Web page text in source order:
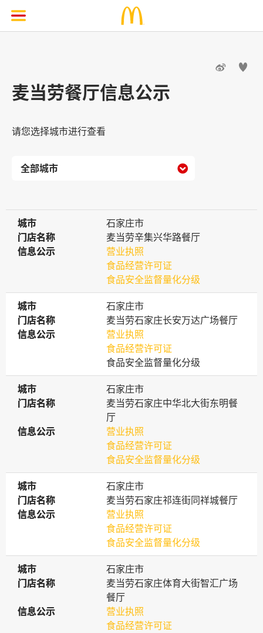
 
麦当劳餐厅信息公示
请您选择城市进行查看

城市
城市
石家庄市
门店名称
门店名称
麦当劳辛集兴华路餐厅
信息公示
信息公示
营业执照
食品经营许可证
食品安全监督量化分级
城市
城市
石家庄市
门店名称
门店名称
麦当劳石家庄长安万达广场餐厅
信息公示
信息公示
营业执照
食品经营许可证
食品安全监督量化分级
城市
城市
石家庄市
门店名称
门店名称
麦当劳石家庄中华北大街东明餐
厅
信息公示
信息公示
营业执照
食品经营许可证
食品安全监督量化分级
城市
城市
石家庄市
门店名称
门店名称
麦当劳石家庄祁连街同祥城餐厅
信息公示
信息公示
营业执照
食品经营许可证
食品安全监督量化分级
城市
城市
石家庄市
门店名称
门店名称
麦当劳石家庄体育大街智汇广场
餐厅
信息公示
信息公示
营业执照
食品经营许可证